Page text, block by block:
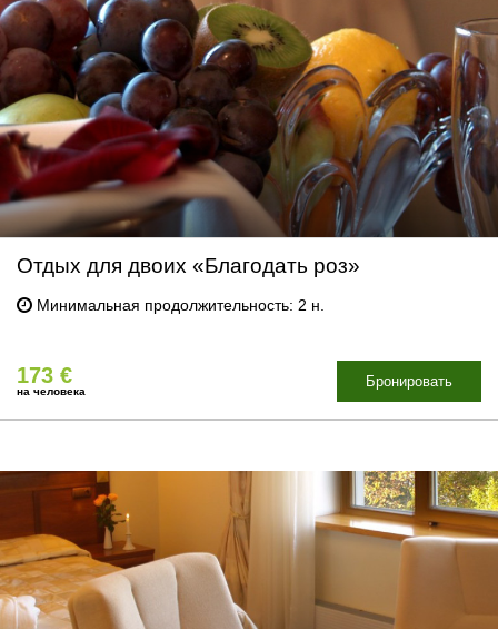
Отдых для двоих «Благодать роз»
Минимальная продолжительность: 2 н.
173 €
на человека
Бронировать